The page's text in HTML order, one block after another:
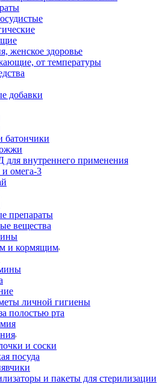
женское здоровье
от температуры
добавки
батончики
для внутреннего применения
омега-3
препараты
вещества
и кормящим
личной гигиены
полостью рта
и соски
посуда
и пакеты для стерилизации